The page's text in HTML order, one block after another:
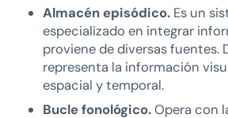
Almacén episódico. Es un
especializado en integrar
proviene de diversas fuentes.
representa la información
espacial y temporal.
Bucle fonológico.Opera con